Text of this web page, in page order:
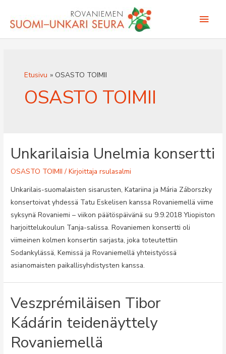
sisältöön
Etusivu OSASTO TOIMII
OSASTO TOIMII
Unkarilaisia Unelmia konsertti
OSASTO TOIMII / Kirjoittajarsulasalmi
Unkarilais-suomalaisten sisarusten, Katariina ja Mária Záborszky
konsertoivat yhdessä Tatu Eskelisen kanssa Rovaniemellä viime
syksynä Rovaniemi – viikon päätöspäivänä su 9.9.2018 Yliopiston
harjoittelukoulun Tanja-salissa. Rovaniemen konsertti oli
viimeinen kolmen konsertin sarjasta, joka toteutettiin
Sodankylässä, Kemissä ja Rovaniemellä yhteistyössä
asianomaisten paikallisyhdistysten kanssa.
Veszprémiläisen Tibor
Kádárin teidenäyttely
Rovaniemellä